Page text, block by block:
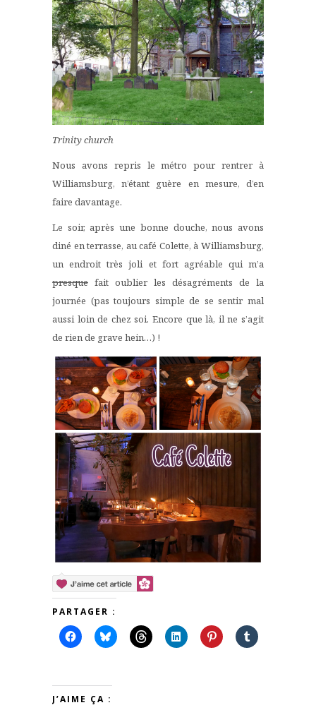
Trinity church
Nous avons repris le métro pour rentrer à
Williamsburg, n’étant guère en mesure, d’en
faire davantage.
Le soir, après une bonne douche, nous avons
diné en terrasse, au café Colette, à Williamsburg,
un endroit très joli et fort agréable qui m’a
presque fait oublier les désagréments de la
journée (pas toujours simple de se sentir mal
aussi loin de chez soi. Encore que là, il ne s’agit
de rien de grave hein…) !
PARTAGER :
J’AIME ÇA :